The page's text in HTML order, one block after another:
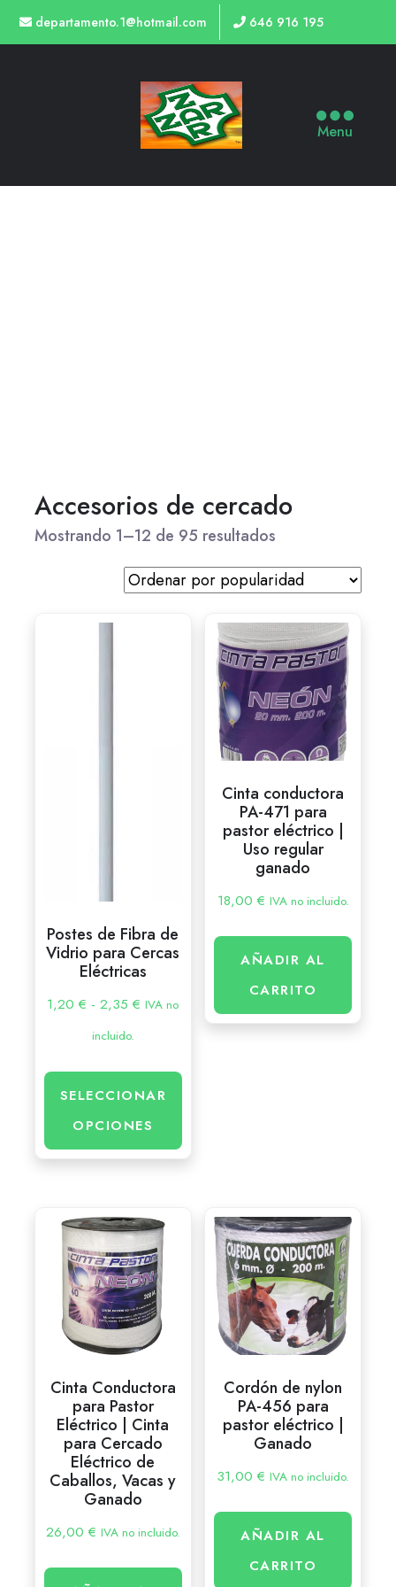
departamento.1@hotmail.com 646 916 195
Menu
Accesorios de cercado
Mostrando 1–12 de 95 resultados
Postes de Fibra de
Vidrio para Cercas
Eléctricas
1,20€ - 2,35€ IVA no
incluido.
SELECCIONAR
OPCIONES
Cinta conductora
PA-471 para
pastor eléctrico |
Uso regular
ganado
18,00 € IVA no incluido.
AÑADIR AL
CARRITO
Cinta Conductora
para Pastor
Eléctrico | Cinta
para Cercado
Eléctrico de
Caballos, Vacas y
Ganado
26,00 € IVA no incluido.
Cordón de nylon
PA-456 para
pastor eléctrico |
Ganado
31,00€ IVA no incluido.
AÑADIR AL
CARRITO